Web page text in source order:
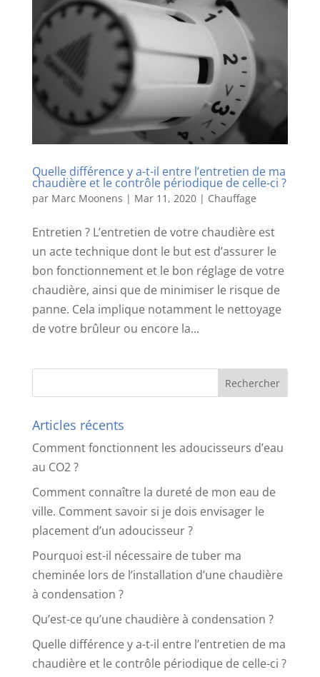
Quelle différence y a-t-il entre l’entretien de ma
chaudière et le contrôle périodique de celle-ci ?
par Marc Moonens | Mar 11, 2020| Chauffage
Entretien ? L’entretien de votre chaudière est
un acte technique dont le but est d’assurer le
bon fonctionnement et le bon réglage de votre
chaudière, ainsi que de minimiser le risque de
panne. Cela implique notamment le nettoyage
de votre brûleur ou encore la...
Articles récents
Comment fonctionnent les adoucisseurs d’eau
au CO2 ?
Comment connaître la dureté de mon eau de
ville. Comment savoir si je dois envisager le
placement d’un adoucisseur ?
Pourquoi est-il nécessaire de tuber ma
cheminée lors de l’installation d’une chaudière
à condensation ?
Qu’est-ce qu’une chaudière à condensation ?
Quelle différence y a-t-il entre l’entretien de ma
chaudière et le contrôle périodique de celle-ci ?